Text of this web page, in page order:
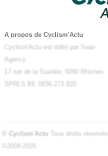
A propos de Cyclism'Actu
Cyclism'Actu est édité par Swar-
Agency
17 rue de la Suarlée, 5080 Rhisnes
SPRLS BE 0836.273.820
© Cyclism'Actu Tous droits réservés
©2008-2026